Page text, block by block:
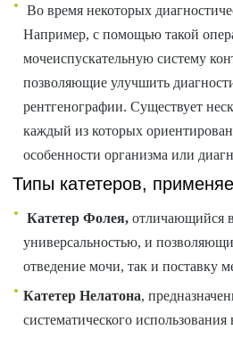
Во время некоторых
Например, с помощью такой
мочеиспускательную систему
позволяющие улучшить
рентгенографии. Существует
каждый из которых
особенности организма или
Типы катетеров,
Катетер Фолея, отличающийся
универсальностью, и
отведение мочи, так и поставку
Катетер Нелатона,
систематического